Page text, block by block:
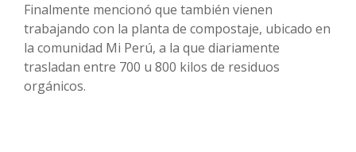
Finalmente mencionó que también vienen
trabajando con la planta de compostaje, ubicado en
la comunidad Mi Perú, a la que diariamente
trasladan entre 700 u 800 kilos de residuos
orgánicos.